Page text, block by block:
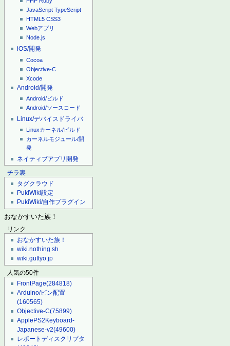
JavaScript TypeScript
HTML5 CSS3
Webアプリ
Node.js
iOS/開発
Cocoa
Objective-C
Xcode
Android/開発
Android/ビルド
Android/ソースコード
Linux/デバイスドライバ
Linuxカーネル/ビルド
カーネルモジュール/開
発
ネイティブアプリ開発
チラ裏
タグクラウド
PukiWiki設定
PukiWiki/自作プラグイン
おなかすいた族！
リンク
おなかすいた族！
wiki.nothing.sh
wiki.guttyo.jp
人気の50件
FrontPage(284818)
Arduino/ピン配置
(160565)
Objective-C(75899)
ApplePS2Keyboard-
Japanese-v2(49600)
レポートディスクリプタ